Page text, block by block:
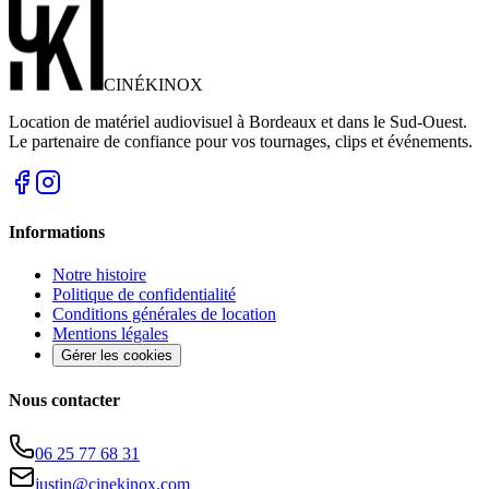
CINÉKINOX
Location de matériel audiovisuel à Bordeaux et dans le Sud-Ouest.
Le partenaire de confiance pour vos tournages, clips et événements.
Informations
Notre histoire
Politique de confidentialité
Conditions générales de location
Mentions légales
Gérer les cookies
Nous contacter
06 25 77 68 31
justin@cinekinox.com